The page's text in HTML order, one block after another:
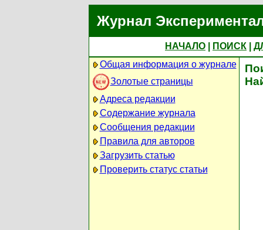
Журнал
НАЧАЛО ПОИСК
Общая информация о журнале
Золотые страницы
Адреса редакции
Содержание журнала
Сообщения редакции
Правила для авторов
Загрузить статью
Проверить статус статьи